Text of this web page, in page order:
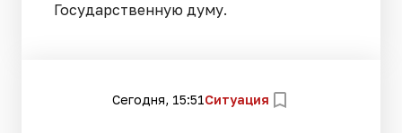
Государственную думу.
Сегодня, 15:51Ситуация